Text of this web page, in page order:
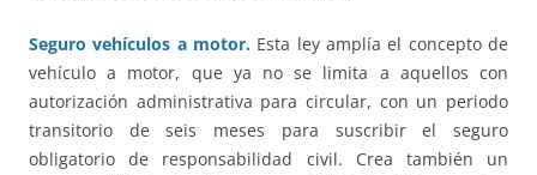
Seguro vehículos a motor. Esta ley amplía el concepto de
vehículo a motor, que ya no se limita a aquellos con
autorización administrativa para circular, con un periodo
transitorio de seis meses para suscribir el seguro
obligatorio de responsabilidad civil. Crea también un